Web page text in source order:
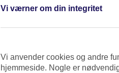
Vi værner om din integritet
Vi anvender cookies og andre
hjemmeside. Nogle er